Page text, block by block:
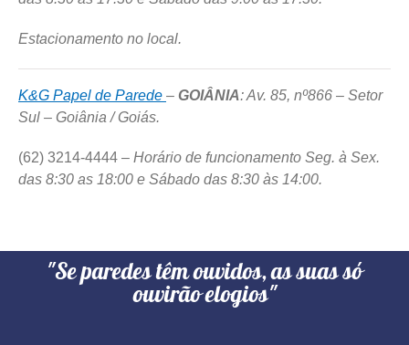
Estacionamento no local.
K&G Papel de Parede – GOIÂNIA: Av. 85, nº866 – Setor
Sul – Goiânia / Goiás.
(62) 3214-4444 – Horário de funcionamento Seg. à Sex.
das 8:30 as 18:00 e Sábado das 8:30 às 14:00.
"Se paredes têm ouvidos, as suas só
ouvirão elogios"